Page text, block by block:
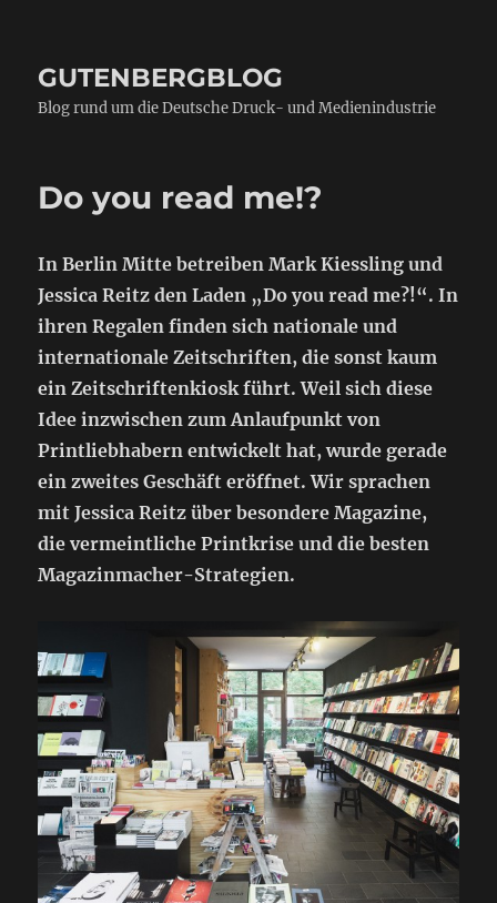
GUTENBERGBLOG
Blog rund um die Deutsche Druck- und Medienindustrie
Do you read me!?
In Berlin Mitte betreiben Mark Kiessling und
Jessica Reitz den Laden „Do you read me?!“. In
ihren Regalen finden sich nationale und
internationale Zeitschriften, die sonst kaum
ein Zeitschriftenkiosk führt. Weil sich diese
Idee inzwischen zum Anlaufpunkt von
Printliebhabern entwickelt hat, wurde gerade
ein zweites Geschäft eröffnet. Wir sprachen
mit Jessica Reitz über besondere Magazine,
die vermeintliche Printkrise und die besten
Magazinmacher-Strategien.